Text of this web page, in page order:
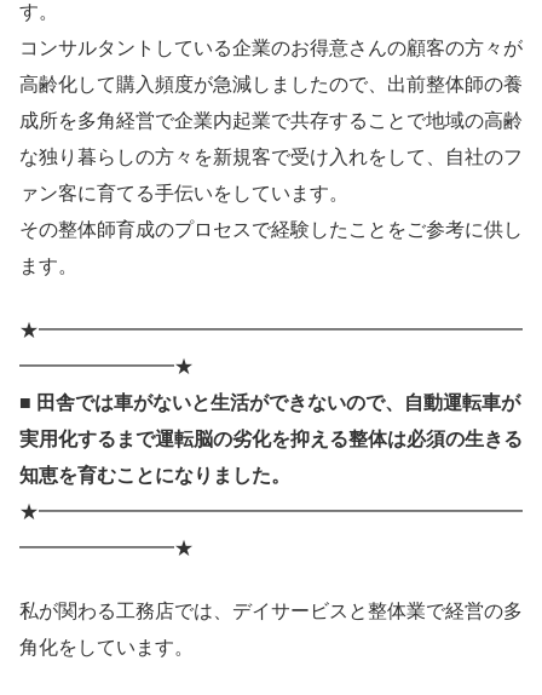
す。
コンサルタントしている企業のお得意さんの顧客の方々が
高齢化して購入頻度が急減しましたので、出前整体師の養
成所を多角経営で企業内起業で共存することで地域の高齢
な独り暮らしの方々を新規客で受け入れをして、自社のフ
ァン客に育てる手伝いをしています。
その整体師育成のプロセスで経験したことをご参考に供し
ます。
★━━━━━━━━━━━━━━━━━━━━━━━━━
━━━━━━━━★
■ 田舎では車がないと生活ができないので、自動運転車が
実用化するまで運転脳の劣化を抑える整体は必須の生きる
知恵を育むことになりました。
★━━━━━━━━━━━━━━━━━━━━━━━━━
━━━━━━━━★
私が関わる工務店では、デイサービスと整体業で経営の多
角化をしています。